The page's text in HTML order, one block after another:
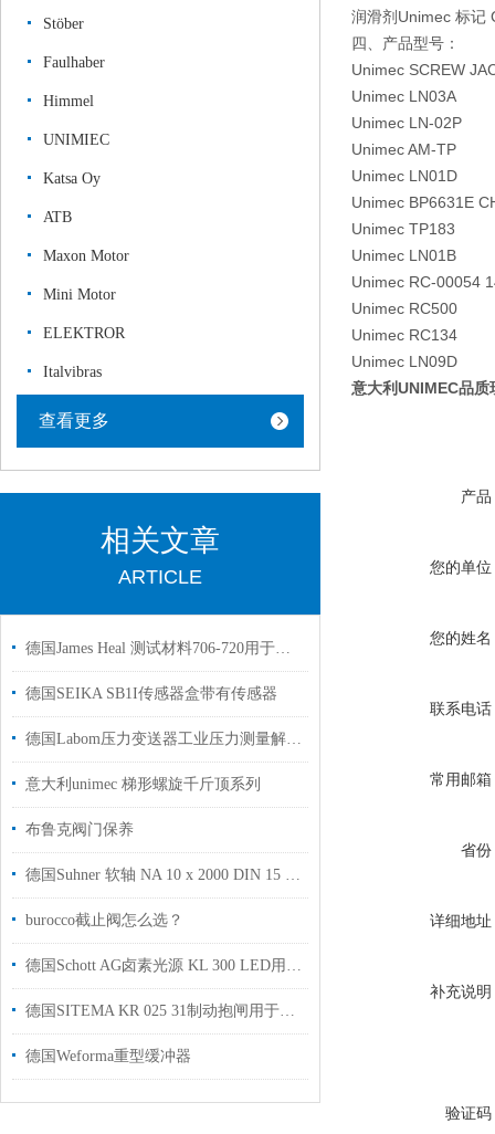
Stöber
Faulhaber
Himmel
UNIMIEC
Katsa Oy
ATB
Maxon Motor
Mini Motor
ELEKTROR
Italvibras
查看更多
相关文章
ARTICLE
德国James Heal 测试材料706-720用于纺织行业
德国SEIKA SB1I传感器盒带有传感器
德国Labom压力变送器工业压力测量解决方案
意大利unimec 梯形螺旋千斤顶系列
布鲁克阀门保养
德国Suhner 软轴 NA 10 x 2000 DIN 15 / G 28 技术资料工厂现货
burocco截止阀怎么选？
德国Schott AG卤素光源 KL 300 LED用于半导体和数据通信实验室显微镜使用
德国SITEMA KR 025 31制动抱闸用于压机加工机床行业使用
德国Weforma重型缓冲器
润滑剂 Unimec 标记
四、产品型号：
Unimec SCREW
Unimec LN03A
Unimec LN-02P
Unimec AM-TP
Unimec LN01D
Unimec BP6631E
Unimec TP183
Unimec LN01B
Unimec RC-00054
Unimec RC500
Unimec RC134
Unimec LN09D
意大利UNIMEC品质
产品
您的单位
您的姓名
联系电话
常用邮箱
省份
详细地址
补充说明
验证码